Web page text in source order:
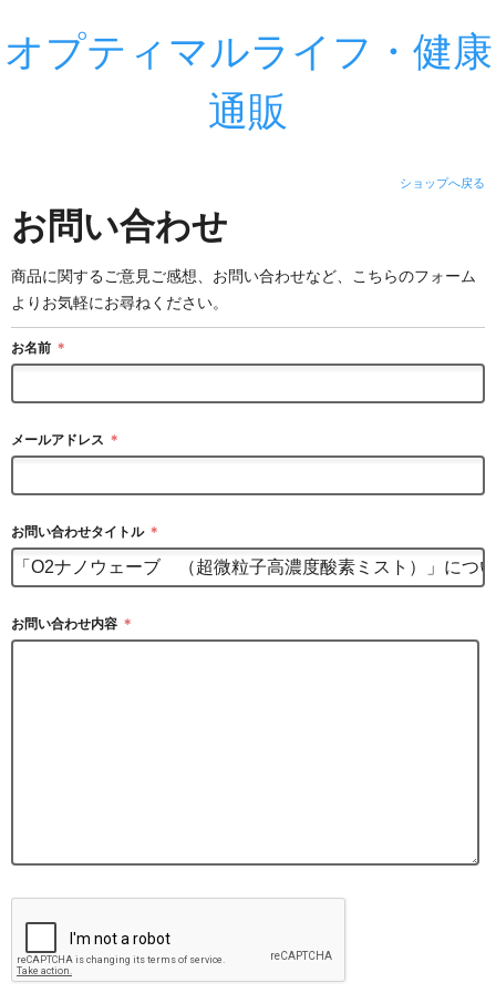
オプティマルライフ・健康
通販
ショップへ戻る
お問い合わせ
商品に関するご意見ご感想、お問い合わせなど、こちらのフォーム
よりお気軽にお尋ねください。
お名前 ＊
メールアドレス ＊
お問い合わせタイトル ＊
お問い合わせ内容 ＊